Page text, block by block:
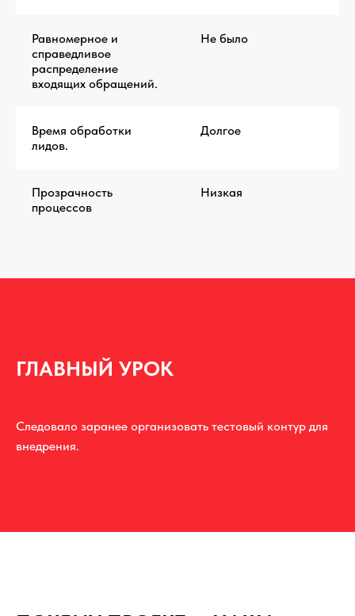
Равномерное и
справедливое
распределение
входящих обращений.
Не было
Время обработки
лидов.
Долгое
Прозрачность
процессов
Низкая
ГЛАВНЫЙ УРОК
Следовало заранее организовать тестовый контур для
внедрения.